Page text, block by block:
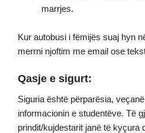
marrjes.
Kur autobusi i fëmijës suaj hyn
merrni njoftim me email ose
Qasje e sigurt:
Siguria është përparësia,
informacionin e studentëve. Të
prindit/kujdestarit janë të kyçura